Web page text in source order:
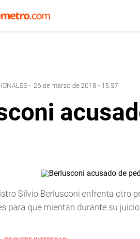
- 26 de marzo de 2018 - 15:57
Silvio Berlusconi enfrenta otro
para que mientan durante su